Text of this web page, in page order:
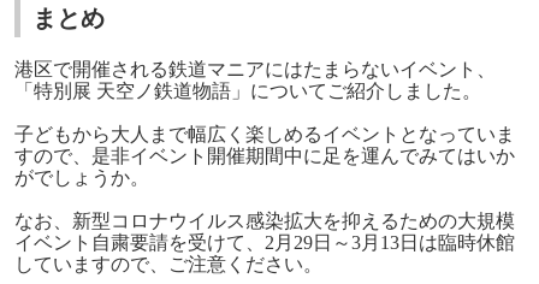
まとめ
港区で開催される鉄道マニアにはたまらないイベント、
「特別展 天空ノ鉄道物語」についてご紹介しました。
子どもから大人まで幅広く楽しめるイベントとなっていま
すので、是非イベント開催期間中に足を運んでみてはいか
がでしょうか。
なお、新型コロナウイルス感染拡大を抑えるための大規模
イベント自粛要請を受けて、2月29日～3月13日は臨時休館
していますので、ご注意ください。